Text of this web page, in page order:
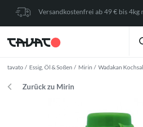
Versandkostenfrei ab 49 € bis
tavato Essig, Öl & Soßen Mirin Wadakan
Zurück zu Mirin